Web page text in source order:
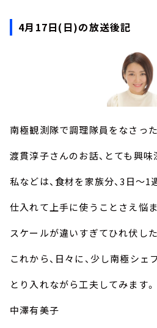
4月17日(日)の放送後記
南極観測隊で調理隊員をなさった
渡貫淳子さんのお話、とても興味
私などは、食材を家族分、3日～1
仕入れて上手に使うことさえ悩ま
スケールが違いすぎてひれ伏し
これから、日々に、少し南極シェ
とり入れながら工夫してみます。
中澤有美子